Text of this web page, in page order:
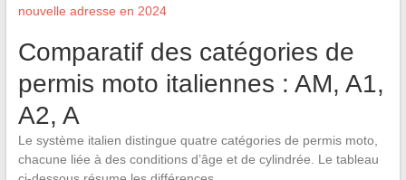
nouvelle adresse en 2024
Comparatif des catégories de
permis moto italiennes : AM, A1,
A2, A
Le système italien distingue quatre catégories de permis moto,
chacune liée à des conditions d’âge et de cylindrée. Le tableau